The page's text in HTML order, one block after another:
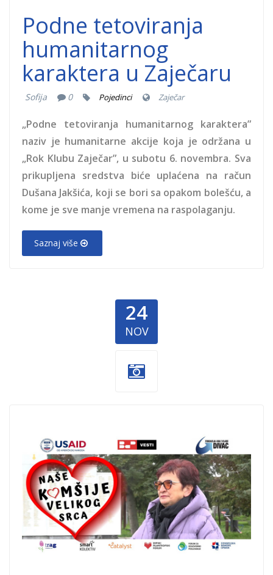
Podne tetoviranja
humanitarnog
karaktera u Zaječaru
Sofija 0 Pojedinci Zaječar
„Podne tetoviranja humanitarnog karaktera”
naziv je humanitarne akcije koja je održana u
„Rok Klubu Zaječar”, u subotu 6. novembra. Sva
prikupljena sredstva biće uplaćena na račun
Dušana Jakšića, koji se bori sa opakom bolešću, a
kome je sve manje vremena na raspolaganju.
Saznaj više
24
NOV
Nase-komsije-
velikog-srca-
1.jpg